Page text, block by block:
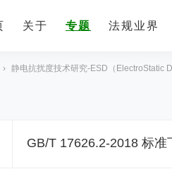
关于 专题 法规业界
› 静电抗扰度技术研究-ESD（ElectroStatic
GB/T 17626.2-2018 标准